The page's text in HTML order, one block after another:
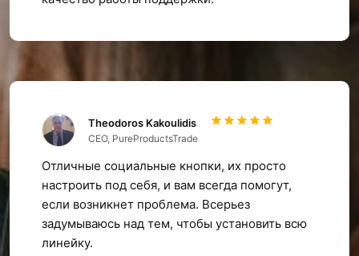
Theodoros Kakoulidis
CEO, PureProductsTrade
Отличные социальные кнопки, их просто
настроить под себя, и вам всегда помогут,
если возникнет проблема. Всерьез
задумываюсь над тем, чтобы установить всю
линейку.